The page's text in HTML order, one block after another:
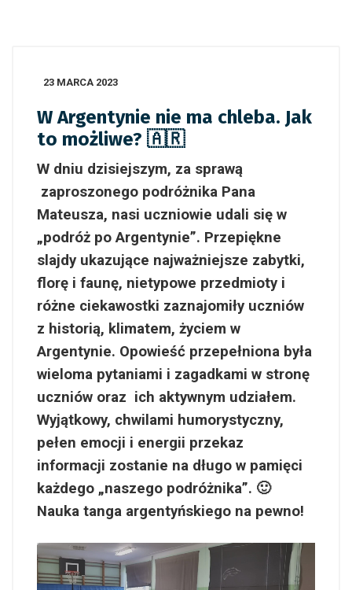
23 MARCA 2023
W Argentynie nie ma chleba. Jak
to możliwe? 🇦🇷
W dniu dzisiejszym, za sprawą
zaproszonego podróżnika Pana
Mateusza, nasi uczniowie udali się w
„podróż po Argentynie”. Przepiękne
slajdy ukazujące najważniejsze zabytki,
florę i faunę, nietypowe przedmioty i
różne ciekawostki zaznajomiły uczniów
z historią, klimatem, życiem w
Argentynie. Opowieść przepełniona była
wieloma pytaniami i zagadkami w stronę
uczniów oraz ich aktywnym udziałem.
Wyjątkowy, chwilami humorystyczny,
pełen emocji i energii przekaz
informacji zostanie na długo w pamięci
każdego „naszego podróżnika”. 🙂
Nauka tanga argentyńskiego na pewno!
Odtwarzacz
video